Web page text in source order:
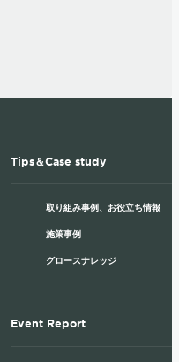
Tips＆Case study
取り組み事例、お役立ち情報
施策事例
グロースナレッジ
Event Report